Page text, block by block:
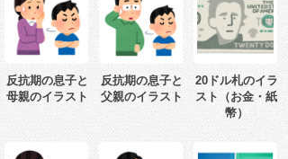
反抗期の息子と
母親のイラスト
反抗期の息子と
父親のイラスト
20ドル札のイラ
スト（お金・紙
幣）